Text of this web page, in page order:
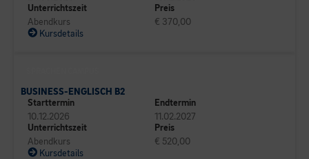
Unterrichtszeit
Abendkurs
Preis
€ 370,00
Kursdetails
BUSINESS-ENGLISCH B2
Starttermin
10.12.2026
Endtermin
11.02.2027
Unterrichtszeit
Abendkurs
Preis
€ 520,00
Kursdetails